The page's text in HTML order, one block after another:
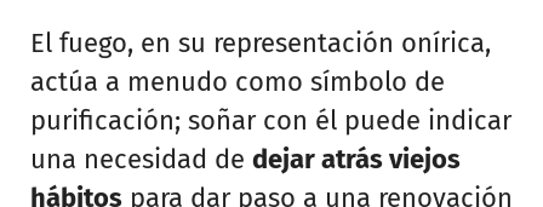
El fuego, en su representación onírica,
actúa a menudo como símbolo de
purificación; soñar con él puede indicar
una necesidad de dejar atrás viejos
hábitos para dar paso a una renovación